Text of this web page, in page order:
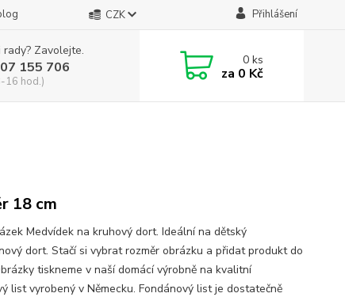
CZK Přihlášení
Zavolejte.
155 706
16 hod.)
0ks
za 0 Kč
18 cm
Medvídek na kruhový dort. Ideální na dětský
dort. Stačí si vybrat rozměr obrázku a přidat produkt do
tiskneme v naší domácí výrobně na kvalitní
list vyrobený v Německu. Fondánový list je dostatečně